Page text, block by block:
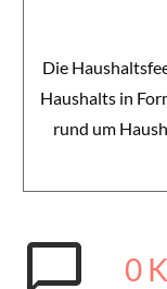
Die
Haushalts in
rund um
0